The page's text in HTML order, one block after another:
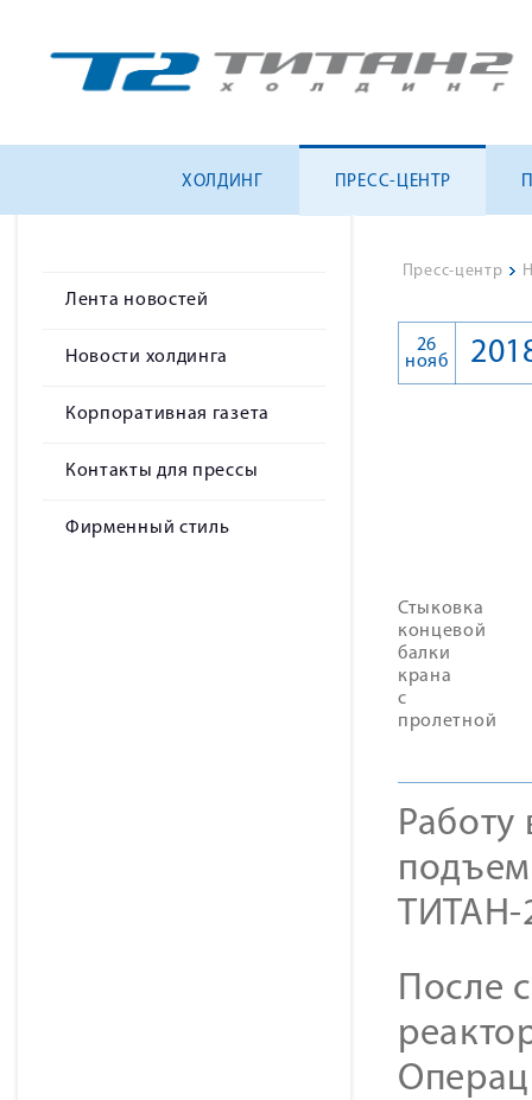
ХОЛДИНГ ПРЕСС-ЦЕНТР
Лента новостей
Новости холдинга
Корпоративная газета
Контакты для прессы
Фирменный стиль
Пресс-центр >
26
нояб
Стыковка
концевой
балки
крана
с
пролетной
Работу
ТИТАН-
После